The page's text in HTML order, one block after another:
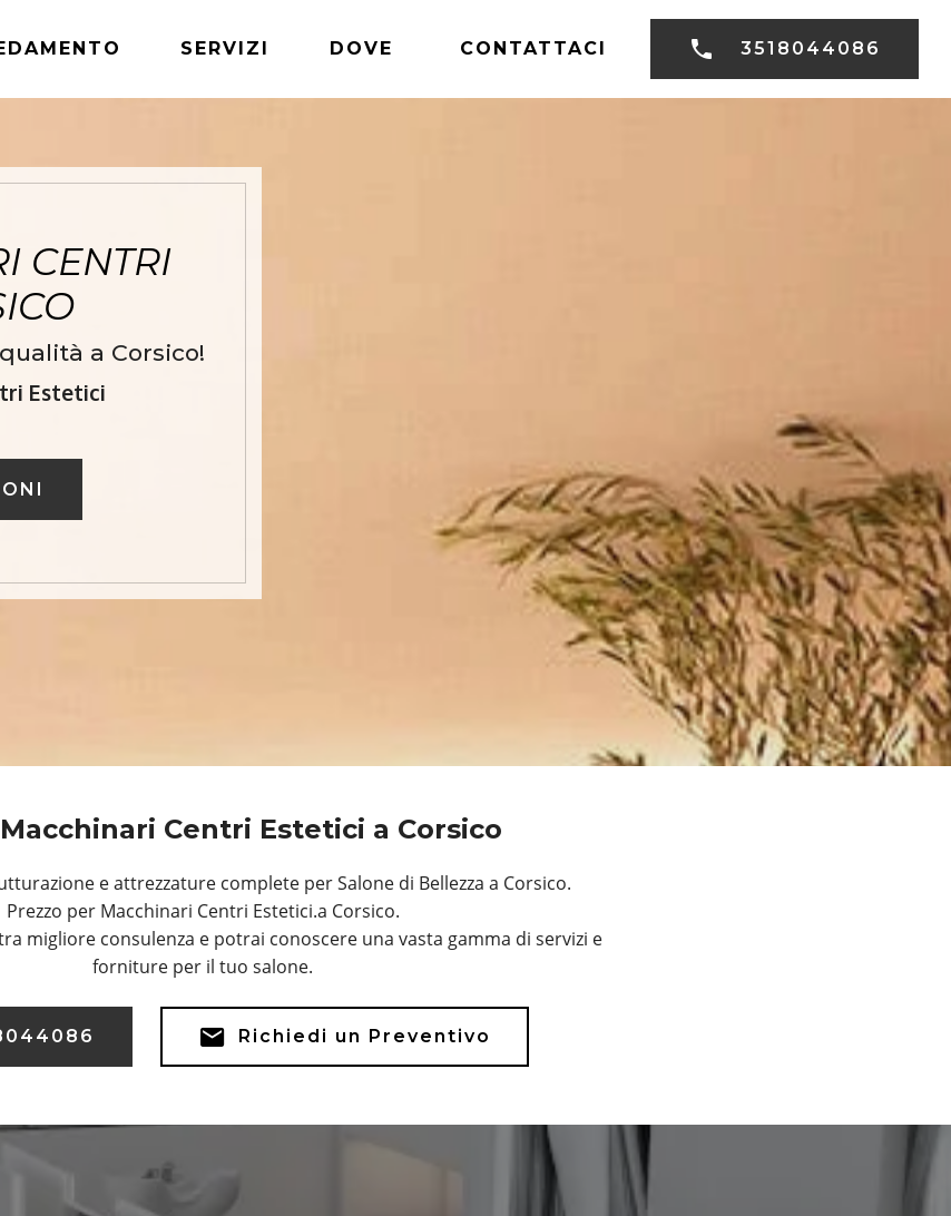
SERVIZI DOVE CONTATTACI 3518044086
CENTRI
a Corsico!
Estetici
Centri Estetici a Corsico
e attrezzature complete per Salone di Bellezza a Corsico.
Prezzo per Macchinari Centri Estetici.a Corsico.
migliore consulenza e potrai conoscere una vasta gamma di servizi e
forniture per il tuo salone.
Richiedi un Preventivo